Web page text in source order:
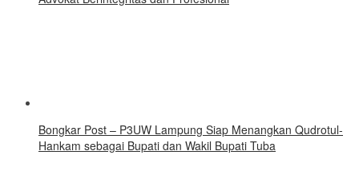
Bongkar Post – P3UW Lampung Siap Menangkan Qudrotul-
Hankam sebagai Bupati dan Wakil Bupati Tuba